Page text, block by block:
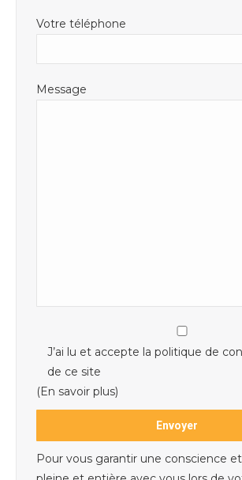
Votre téléphone
Message
J’ai lu et accepte la politique de
de ce site
(En savoir plus)
Pour vous garantir une conscience